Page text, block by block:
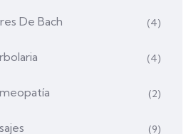
De Bach (4)
(4)
(2)
(9)